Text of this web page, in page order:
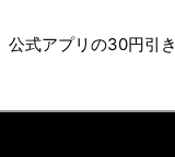
公式アプリの30円引き